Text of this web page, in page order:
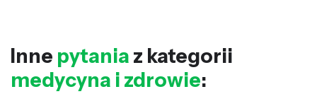
Inne pytania z kategorii
medycyna i zdrowie: